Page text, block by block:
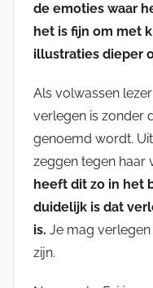
de emoties waar
het is fijn om met
illustraties dieper
Als volwassen
verlegen is zonder
genoemd wordt.
zeggen tegen haar
heeft dit zo in het
duidelijk is dat
is. Je mag
zijn.